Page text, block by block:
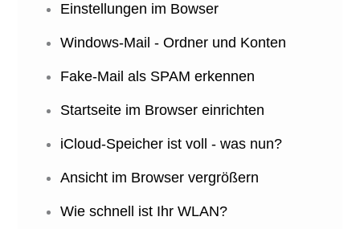
Einstellungen im Bowser
Windows-Mail - Ordner und Konten
Fake-Mail als SPAM erkennen
Startseite im Browser einrichten
iCloud-Speicher ist voll - was nun?
Ansicht im Browser vergrößern
Wie schnell ist Ihr WLAN?